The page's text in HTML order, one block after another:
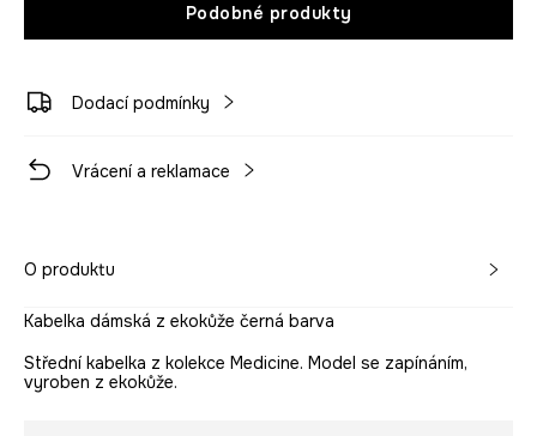
Podobné produkty
Dodací podmínky
Vrácení a reklamace
O produktu
Kabelka dámská z ekokůže černá barva
Střední kabelka z kolekce Medicine. Model se zapínáním,
vyroben z ekokůže.